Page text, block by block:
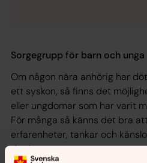
Sorgegrupp för barn och unga
Om någon nära anhörig har
ett syskon, så finns det
eller ungdomar som har varit
För många så känns det bra
erfarenheter, tankar och
det kan vara.